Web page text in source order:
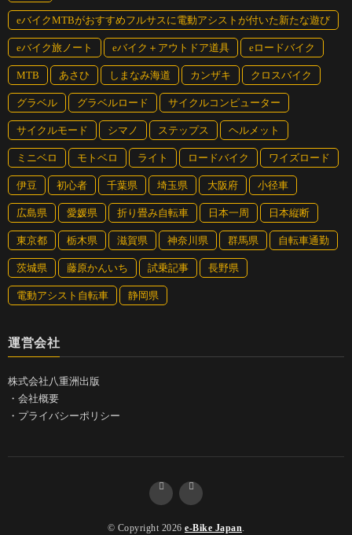
商品名：Quick NEO（クイック ネオ）
ドライブユニット：
Bosch Active Line Plus 250W
タイヤ：700 x 35c カラー：エメラルド(EMR)
サイズ： SM, MD, LG
価格：29万円（税抜）
Quick NEO（クイック ネオ）詳細はこちら
eバイクMTBがおすすめフルサスに電動アシストが付いた新たな遊び
eバイク旅ノート eバイク＋アウトドア道具 eロードバイク
MTB あさひ しまなみ海道 カンザキ クロスバイク
グラベル グラベルロード サイクルコンピューター
サイクルモード シマノ ステップス ヘルメット
ミニベロ モトベロ ライト ロードバイク ワイズロード
伊豆 初心者 千葉県 埼玉県 大阪府 小径車
広島県 愛媛県 折り畳み自転車 日本一周 日本縦断
東京都 栃木県 滋賀県 神奈川県 群馬県 自転車通勤
茨城県 藤原かんいち 試乗記事 長野県
電動アシスト自転車 静岡県
運営会社
株式会社八重洲出版
・ 会社概要
・ プライバシーポリシー
© Copyright 2026 e-Bike Japan.